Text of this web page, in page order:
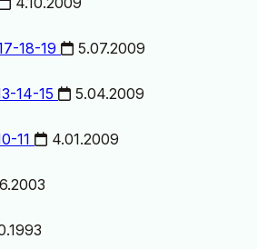
18-19
5.07.2009
14-15
5.04.2009
11
4.01.2009